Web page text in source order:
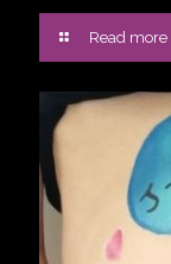
Read more